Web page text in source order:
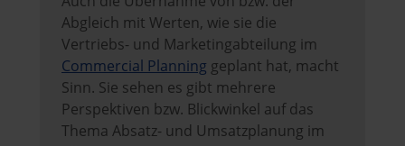
Abgleich mit Werten, wie sie die
Vertriebs- und Marketingabteilung im
Commercial Planning geplant hat, macht
Sinn. Sie sehen es gibt mehrere
Perspektiven bzw. Blickwinkel auf das
Thema Absatz- und Umsatzplanung im